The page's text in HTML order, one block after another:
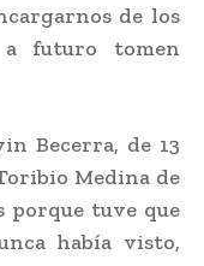
de los
futuro tomen
Becerra, de 13
Medina de
porque tuve que
había visto,